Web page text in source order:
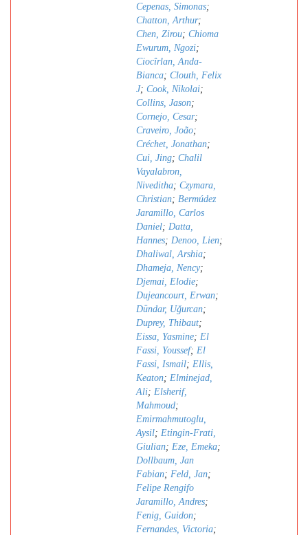
Cepenas, Simonas;
Chatton, Arthur;
Chen, Zirou; Chioma
Ewurum, Ngozi;
Ciocîrlan, Anda-
Bianca; Clouth, Felix
J; Cook, Nikolai;
Collins, Jason;
Cornejo, Cesar;
Craveiro, João;
Créchet, Jonathan;
Cui, Jing; Chalil
Vayalabron,
Niveditha; Czymara,
Christian; Bermúdez
Jaramillo, Carlos
Daniel; Datta,
Hannes; Denoo, Lien;
Dhaliwal, Arshia;
Dhameja, Nency;
Djemai, Elodie;
Dujeancourt, Erwan;
Dündar, Uǧurcan;
Duprey, Thibaut;
Eissa, Yasmine; El
Fassi, Youssef; El
Fassi, Ismail; Ellis,
Keaton; Elminejad,
Ali; Elsherif,
Mahmoud;
Emirmahmutoglu,
Aysil; Etingin-Frati,
Giulian; Eze, Emeka;
Dollbaum, Jan
Fabian; Feld, Jan;
Felipe Rengifo
Jaramillo, Andres;
Fenig, Guidon;
Fernandes, Victoria;